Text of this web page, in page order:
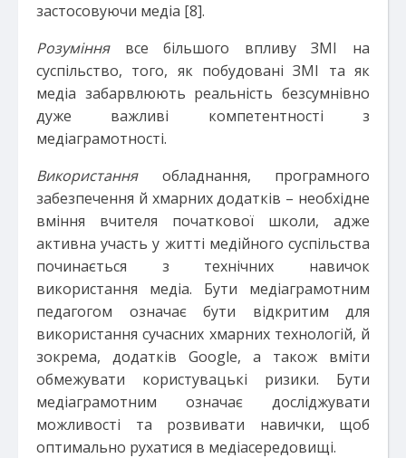
застосовуючи медіа [8].
Розуміннявсе більшого впливу ЗМІ на
суспільство, того, як побудовані ЗМІ та як
медіа забарвлюють реальність безсумнівно
дуже важливі компетентності з
медіаграмотності.
Використанняобладнання, програмного
забезпечення й хмарних додатків – необхідне
вміння вчителя початкової школи, адже
активна участь у житті медійного суспільства
починається з технічних навичок
використання медіа. Бути медіаграмотним
педагогом означає бути відкритим для
використання сучасних хмарних технологій, й
зокрема, додатків Google, а також вміти
обмежувати користувацькі ризики. Бути
медіаграмотним означає досліджувати
можливості та розвивати навички, щоб
оптимально рухатися в медіасередовищі.